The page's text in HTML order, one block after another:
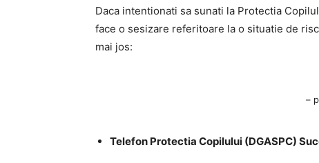
Daca intentionati sa sunati la Protectia
face o sesizare referitoare la o situatie de
mai jos:
–
Telefon Protectia Copilului (DGASPC)